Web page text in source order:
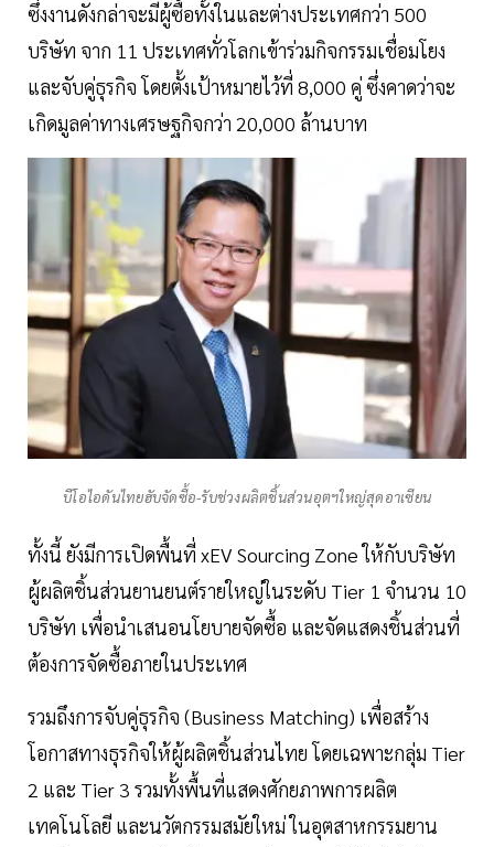
ซึ่งงานดังกล่าจะมีผู้ซื้อทั้งในและต่างประเทศกว่า 500
บริษัท จาก 11 ประเทศทั่วโลกเข้าร่วมกิจกรรมเชื่อมโยง
และจับคู่ธุรกิจ โดยตั้งเป้าหมายไว้ที่ 8,000 คู่ ซึ่งคาดว่าจะ
เกิดมูลค่าทางเศรษฐกิจกว่า 20,000 ล้านบาท
บีโอไอดันไทยฮับจัดซื้อ-รับช่วงผลิตชิ้นส่วนอุตฯใหญ่สุดอาเซียน
ทั้งนี้ ยังมีการเปิดพื้นที่ xEV Sourcing Zone ให้กับบริษัท
ผู้ผลิตชิ้นส่วนยานยนต์รายใหญ่ในระดับ Tier 1 จำนวน 10
บริษัท เพื่อนำเสนอนโยบายจัดซื้อ และจัดแสดงชิ้นส่วนที่
ต้องการจัดซื้อภายในประเทศ
รวมถึงการจับคู่ธุรกิจ (Business Matching) เพื่อสร้าง
โอกาสทางธุรกิจให้ผู้ผลิตชิ้นส่วนไทย โดยเฉพาะกลุ่ม Tier
2 และ Tier 3 รวมทั้งพื้นที่แสดงศักยภาพการผลิต
เทคโนโลยี และนวัตกรรมสมัยใหม่ ในอุตสาหกรรมยาน